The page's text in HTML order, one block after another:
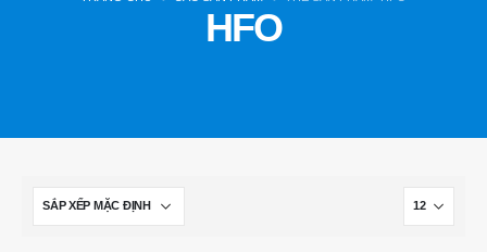
HFO